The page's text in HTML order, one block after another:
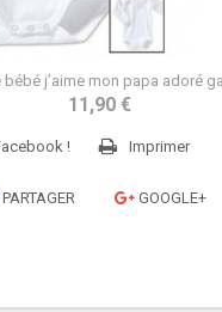
bébé j’aime mon papa adoré
11,90 €
! Imprimer
PARTAGER GOOGLE+